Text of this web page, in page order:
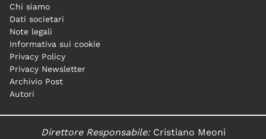
Chi siamo
Dati societari
Note legali
Informativa sui cookie
Privacy Policy
Privacy Newsletter
Archivio Post
Autori
Direttore Responsabile:Cristiano Meoni